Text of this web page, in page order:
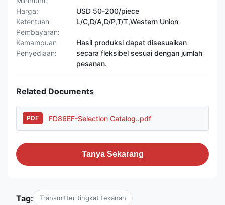
Harga:
USD 50-200/piece
Ketentuan
Pembayaran:
L/C,D/A,D/P,T/T,Western Union
Kemampuan
Penyediaan:
Hasil produksi dapat disesuaikan
secara fleksibel sesuai dengan jumlah
pesanan.
Related Documents
PDF FD86EF-Selection Catalog..pdf
Tanya Sekarang
Tag: Transmitter tingkat tekanan